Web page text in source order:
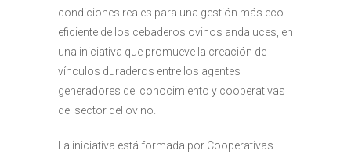
condiciones reales para una gestión más eco-
eficiente de los cebaderos ovinos andaluces, en
una iniciativa que promueve la creación de
vínculos duraderos entre los agentes
generadores del conocimiento y cooperativas
del sector del ovino.
La iniciativa está formada por Cooperativas